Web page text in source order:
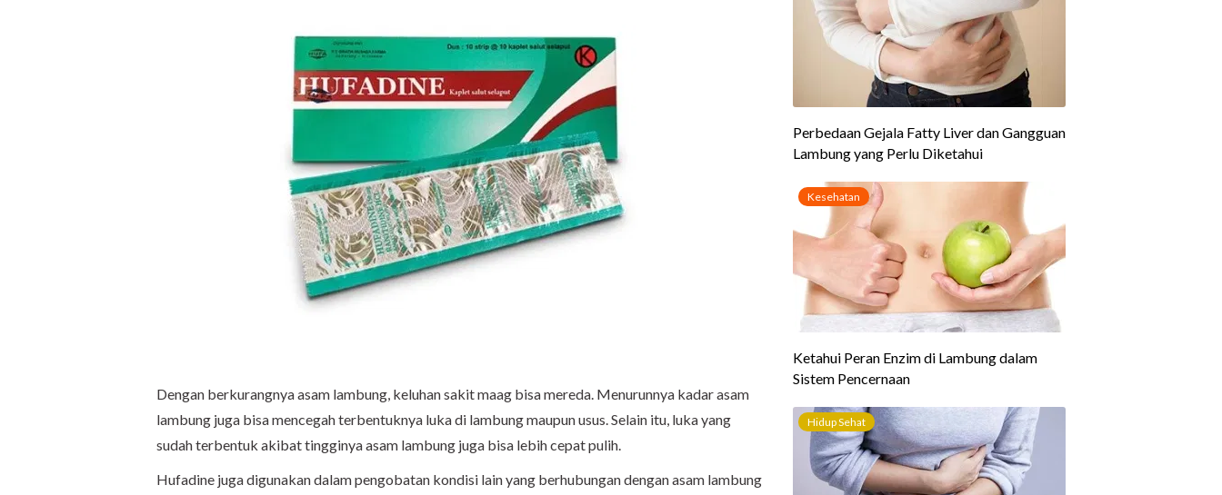
Dengan berkurangnya asam lambung, keluhan sakit maag bisa mereda. Menurunnya kadar asam
lambung juga bisa mencegah terbentuknya luka di lambung maupun usus. Selain itu, luka yang
sudah terbentuk akibat tingginya asam lambung juga bisa lebih cepat pulih.
Hufadine juga digunakan dalam pengobatan kondisi lain yang berhubungan dengan asam lambung